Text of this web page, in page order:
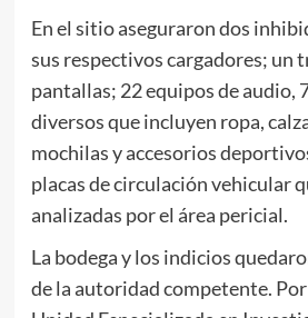
En el sitio aseguraron dos
sus respectivos cargadores; un
pantallas; 22 equipos de audio,
diversos que incluyen ropa,
mochilas y accesorios
placas de circulación vehicular
analizadas por el área pericial.
La bodega y los indicios
de la autoridad competente.